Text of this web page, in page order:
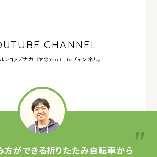
CHANNEL
ショップナカゴヤのYouTubeチャンネル。
方ができる折りたたみ自転車から